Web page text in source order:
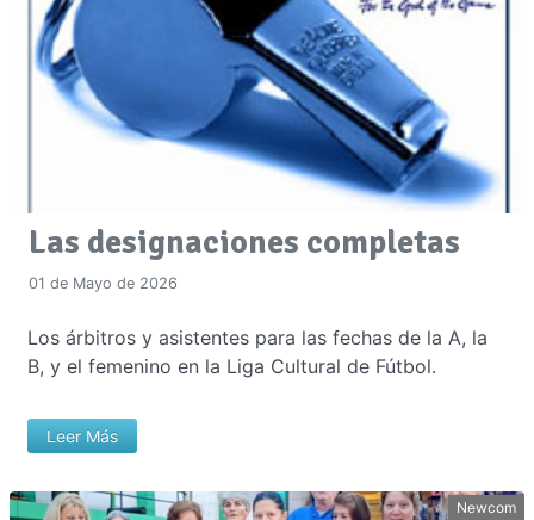
Las designaciones completas
01 de Mayo de 2026
Los árbitros y asistentes para las fechas de la A, la
B, y el femenino en la Liga Cultural de Fútbol.
Leer Más
Newcom